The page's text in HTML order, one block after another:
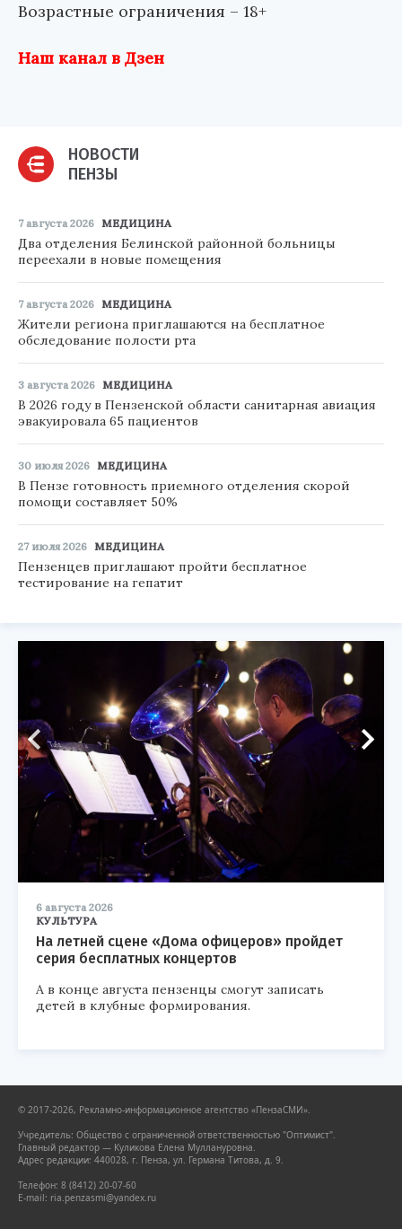
Возрастные ограничения – 18+
Наш канал в Дзен
НОВОСТИ
ПЕНЗЫ
7 августа 2026 МЕДИЦИНА
Два отделения Белинской районной больницы
переехали в новые помещения
7 августа 2026 МЕДИЦИНА
Жители региона приглашаются на бесплатное
обследование полости рта
3 августа 2026 МЕДИЦИНА
В 2026 году в Пензенской области санитарная авиация
эвакуировала 65 пациентов
30 июля 2026 МЕДИЦИНА
В Пензе готовность приемного отделения скорой
помощи составляет 50%
27 июля 2026 МЕДИЦИНА
Пензенцев приглашают пройти бесплатное
тестирование на гепатит
6 августа 2026
КУЛЬТУРА
На летней сцене «Дома офицеров» пройдет
серия бесплатных концертов
А в конце августа пензенцы смогут записать
детей в клубные формирования.
© 2017-2026, Рекламно-информационное агентство «ПензаСМИ».
Учредитель: Общество с ограниченной ответственностью "Оптимист".
Главный редактор — Куликова Елена Муллануровна.
Адрес редакции: 440028, г. Пенза, ул. Германа Титова, д. 9.
Телефон: 8 (8412) 20-07-60
E-mail: ria.penzasmi@yandex.ru